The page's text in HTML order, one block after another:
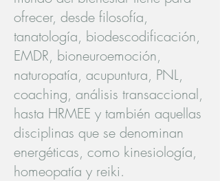
ofrecer, desde filosofía,
tanatología, biodescodificación,
EMDR, bioneuroemoción,
naturopatía, acupuntura, PNL,
coaching, análisis transaccional,
hasta HRMEE y también aquellas
disciplinas que se denominan
energéticas, como kinesiología,
homeopatía y reiki.